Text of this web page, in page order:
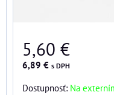
5,60 €
6,89 € s DPH
Dostupnosť: Na